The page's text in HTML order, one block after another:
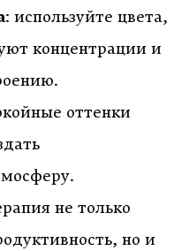
: используйте цвета,
концентрации и
оттенки
не только
но и